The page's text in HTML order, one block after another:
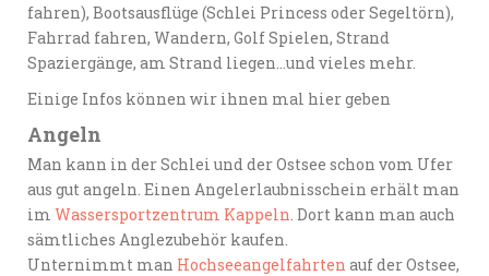
fahren), Bootsausflüge (Schlei Princess oder Segeltörn),
Fahrrad fahren, Wandern, Golf Spielen, Strand
Spaziergänge, am Strand liegen…und vieles mehr.
Einige Infos können wir ihnen mal hier geben
Angeln
Man kann in der Schlei und der Ostsee schon vom Ufer
aus gut angeln. Einen Angelerlaubnisschein erhält man
im Wassersportzentrum Kappeln . Dort kann man auch
sämtliches Anglezubehör kaufen.
Unternimmt man Hochseeangelfahrten auf der Ostsee,